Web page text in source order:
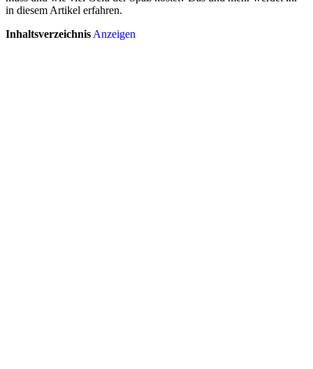
in diesem Artikel erfahren.
Inhaltsverzeichnis Anzeigen